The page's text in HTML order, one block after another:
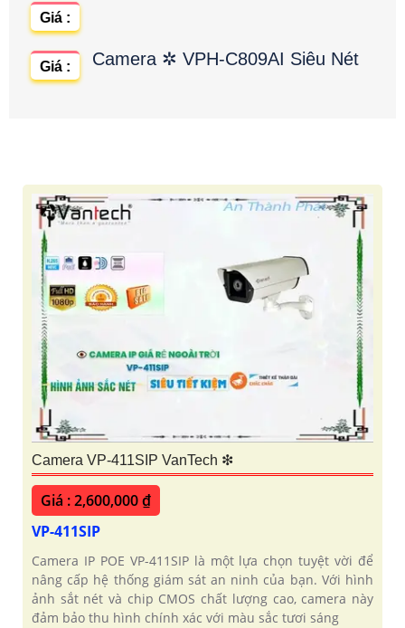
Giá :
Camera ✲ VPH-C809AI Siêu Nét
Giá :
Camera VP-411SIP VanTech ❇
Giá : 2,600,000 ₫
VP-411SIP
Camera IP POE VP-411SIP là một lựa chọn tuyệt vời để
nâng cấp hệ thống giám sát an ninh của bạn. Với hình
ảnh sắt nét và chip CMOS chất lượng cao, camera này
đảm bảo thu hình chính xác với màu sắc tươi sáng